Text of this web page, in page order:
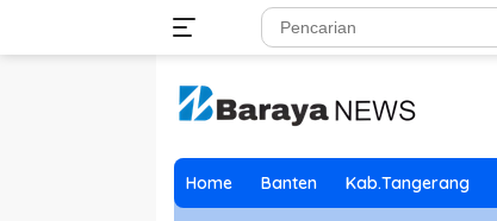
Home Banten Kab.Tangerang